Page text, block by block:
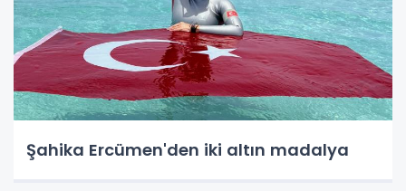
Şahika Ercümen'den iki altın madalya